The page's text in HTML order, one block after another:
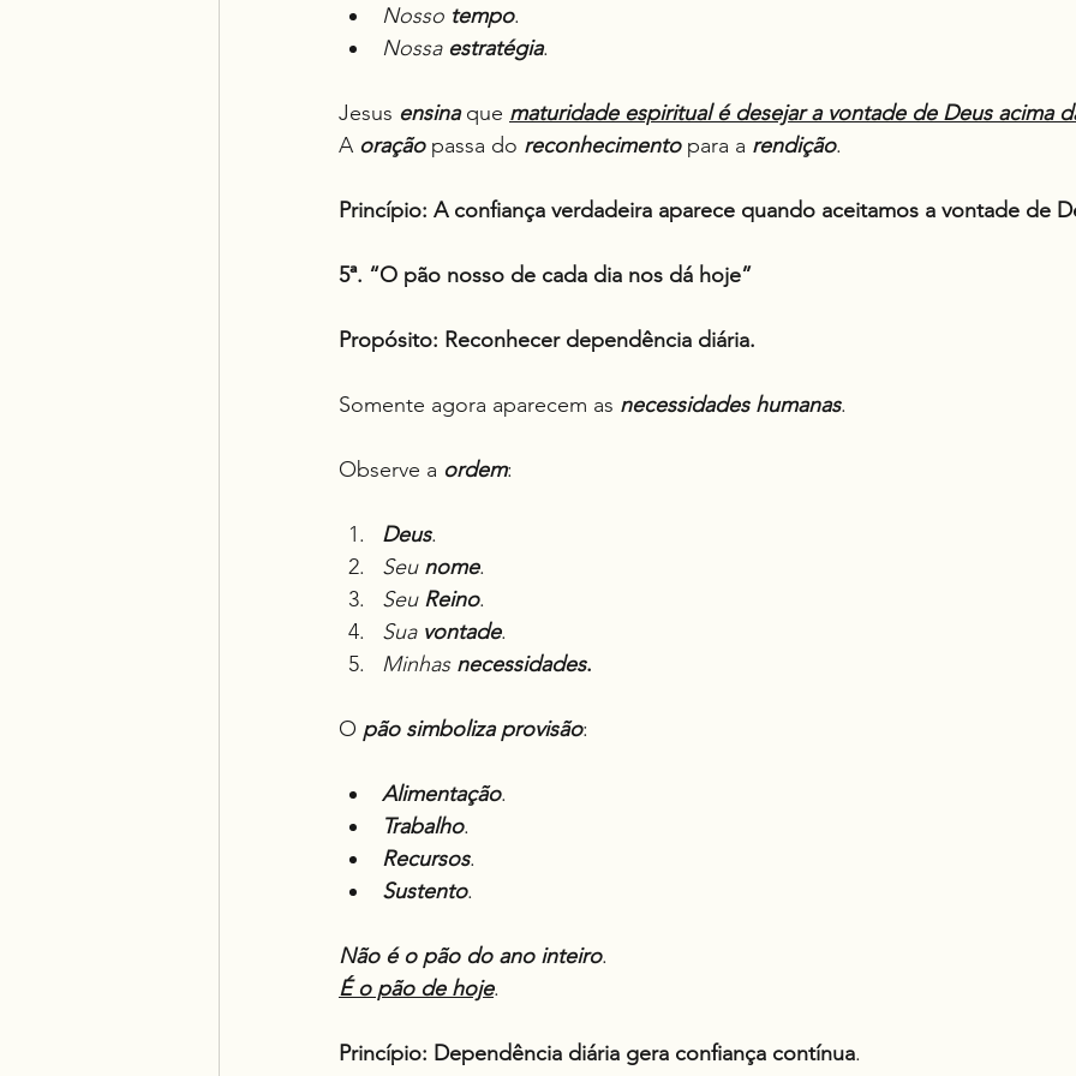
Nosso tempo.
Nossa estratégia.
Jesus ensina que maturidade espiritual é desejar a vontade de Deus acima
A oração passa do reconhecimento para a rendição.
Princípio: A confiança verdadeira aparece quando aceitamos a vontade de
5ª. “O pão nosso de cada dia nos dá hoje”
Propósito: Reconhecer dependência diária.
Somente agora aparecem as necessidades humanas.
Observe a ordem:
Deus.
Seu nome.
Seu Reino.
Sua vontade.
Minhas necessidades.
O pão simboliza provisão:
Alimentação.
Trabalho.
Recursos.
Sustento.
Não é o pão do ano inteiro.
É o pão de hoje.
Princípio: Dependência diária gera confiança contínua.